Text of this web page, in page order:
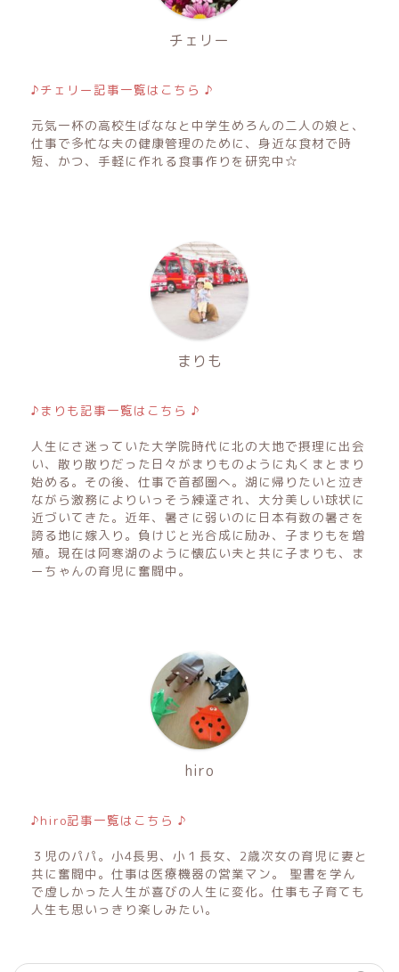
チェリー
♪チェリー記事一覧はこちら ♪
元気一杯の高校生ばななと中学生めろんの二人の娘と、
仕事で多忙な夫の健康管理のために、身近な食材で時
短、かつ、手軽に作れる食事作りを研究中☆
まりも
♪まりも記事一覧はこちら ♪
人生にさ迷っていた大学院時代に北の大地で摂理に出会
い、散り散りだった日々がまりものように丸くまとまり
始める。その後、仕事で首都圏へ。湖に帰りたいと泣き
ながら激務によりいっそう練達され、大分美しい球状に
近づいてきた。近年、暑さに弱いのに日本有数の暑さを
誇る地に嫁入り。負けじと光合成に励み、子まりもを増
殖。現在は阿寒湖のように懐広い夫と共に子まりも、ま
ーちゃんの育児に奮闘中。
hiro
♪hiro記事一覧はこちら ♪
３児のパパ。小4長男、小１長女、2歳次女の育児に妻と
共に奮闘中。仕事は医療機器の営業マン。 聖書を学ん
で虚しかった人生が喜びの人生に変化。仕事も子育ても
人生も思いっきり楽しみたい。